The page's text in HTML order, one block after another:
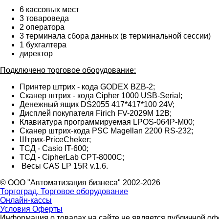
6 кассовых мест
3 товароведа
2 оператора
3 терминала сбора данных (в терминальной сессии)
1 бухгалтера
директор
Подключено торговое оборудование:
Принтер штрих - кода GODEX BZB-2;
Сканер штрих - кода Cipher 1000 USB-Serial;
Денежный ящик DS2055 417*417*100 24V;
Дисплей покупателя Firich FV-2029M 12B;
Клавиатура программируемая LPOS-064P-М00;
Сканер штрих-кода PSC Magellan 2200 RS-232;
Штрих-PriceCheker;
ТСД - Casio IT-600;
ТСД - CipherLab CPT-8000C;
Весы CAS LP 15R v.1.6.
© ООО "Автоматизация бизнеса" 2002-2026
Торгоград. Торговое оборудование
Онлайн-кассы
Условия Оферты